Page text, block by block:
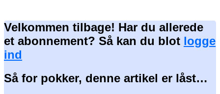
Velkommen tilbage! Har du allerede
et abonnement? Så kan du blot logge
ind
Så for pokker, denne artikel er låst…